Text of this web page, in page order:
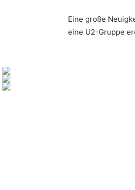
Eine große
eine U2-Gruppe